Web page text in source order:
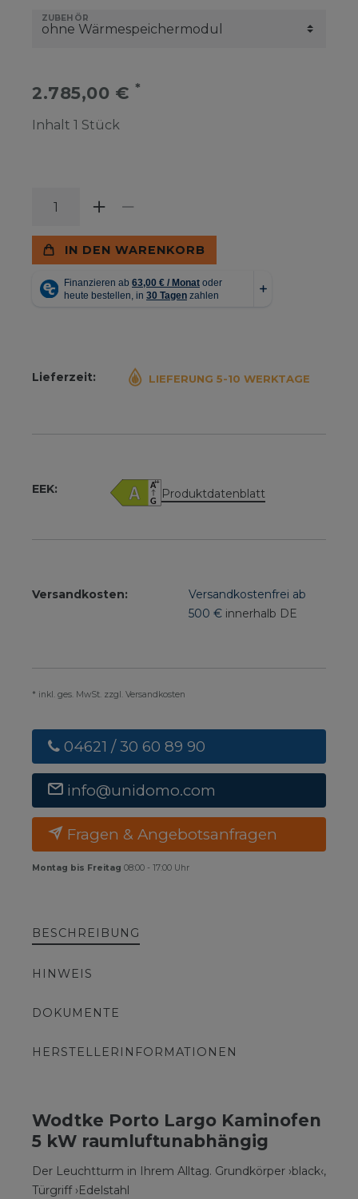
ZUBEHÖR
2.785,00 € *
Inhalt 1 Stück
IN DEN WARENKORB
Lieferzeit: LIEFERUNG 5-10 WERKTAGE
EEK: Produktdatenblatt
Versandkosten:
Versandkostenfrei ab
500 € innerhalb DE
* inkl. ges. MwSt. zzgl. Versandkosten
04621 / 30 60 89 90
info@unidomo.com
Fragen & Angebotsanfragen
Montag bis Freitag 08:00 - 17:00 Uhr
BESCHREIBUNG
HINWEIS
DOKUMENTE
HERSTELLERINFORMATIONEN
Wodtke Porto Largo Kaminofen
5 kW raumluftunabhängig
Der Leuchtturm in Ihrem Alltag. Grundkörper ›black‹,
Türgriff ›Edelstahl